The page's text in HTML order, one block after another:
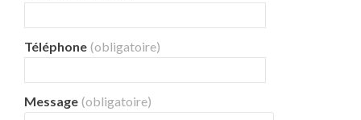
Téléphone (obligatoire)
Message (obligatoire)